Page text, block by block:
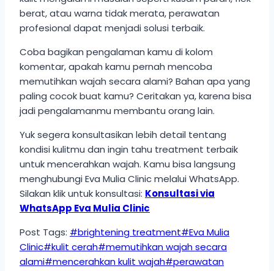
berat, atau warna tidak merata, perawatan
profesional dapat menjadi solusi terbaik.
Coba bagikan pengalaman kamu di kolom
komentar, apakah kamu pernah mencoba
memutihkan wajah secara alami? Bahan apa yang
paling cocok buat kamu? Ceritakan ya, karena bisa
jadi pengalamanmu membantu orang lain.
Yuk segera konsultasikan lebih detail tentang
kondisi kulitmu dan ingin tahu treatment terbaik
untuk mencerahkan wajah. Kamu bisa langsung
menghubungi Eva Mulia Clinic melalui WhatsApp.
Silakan klik untuk konsultasi: Konsultasi via
WhatsApp Eva Mulia Clinic
Post Tags: #brightening treatment#Eva Mulia
Clinic#kulit cerah#memutihkan wajah secara
alami#mencerahkan kulit wajah#perawatan